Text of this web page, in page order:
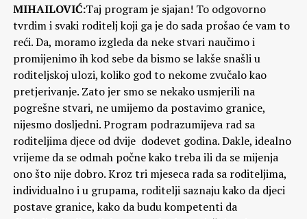
MIHAILOVIĆ:Taj program je sjajan! To odgovorno
tvrdim i svaki roditelj koji ga je do sada prošao će vam to
reći. Da, moramo izgleda da neke stvari naučimo i
promijenimo ih kod sebe da bismo se lakše snašli u
roditeljskoj ulozi, koliko god to nekome zvučalo kao
pretjerivanje. Zato jer smo se nekako usmjerili na
pogrešne stvari, ne umijemo da postavimo granice,
nijesmo dosljedni. Program podrazumijeva rad sa
roditeljima djece od dvije dodevet godina. Dakle, idealno
vrijeme da se odmah počne kako treba ili da se mijenja
ono što nije dobro. Kroz tri mjeseca rada sa roditeljima,
individualno i u grupama, roditelji saznaju kako da djeci
postave granice, kako da budu kompetenti da